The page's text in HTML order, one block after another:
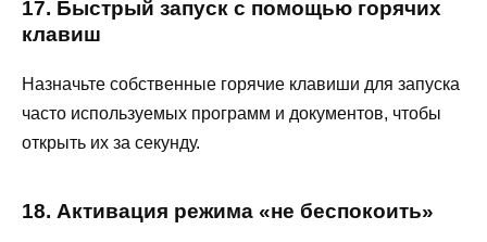
17. Быстрый запуск с помощью горячих
клавиш
Назначьте собственные горячие клавиши для запуска
часто используемых программ и документов, чтобы
открыть их за секунду.
18. Активация режима «не беспокоить»